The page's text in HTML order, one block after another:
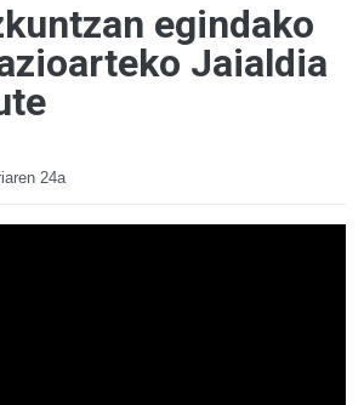
egindako
Jaialdia
24a